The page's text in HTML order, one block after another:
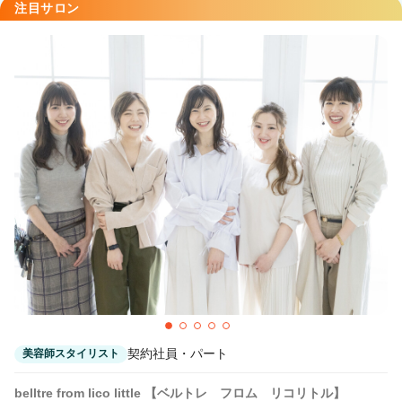
注目サロン
美容師スタイリスト 契約社員・パート
belltre from lico little 【ベルトレ フロム リコリトル】